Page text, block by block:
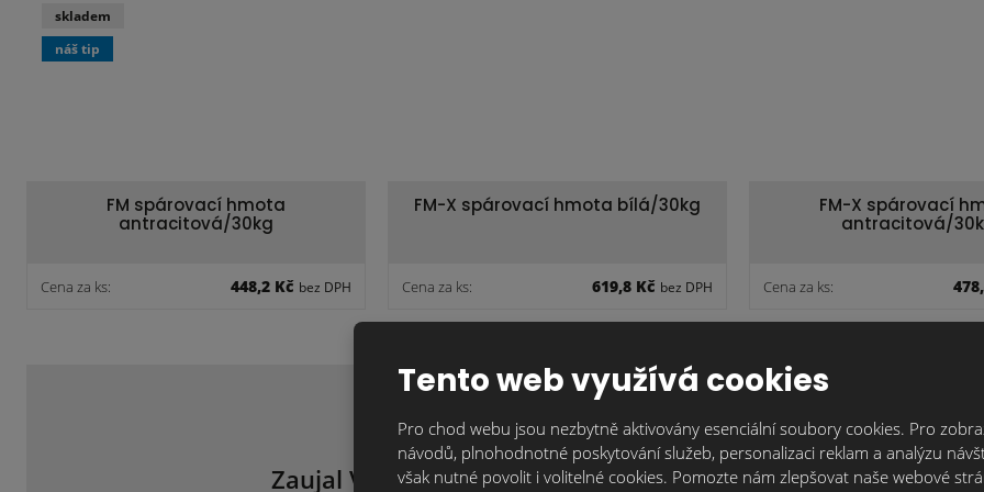
FM spárovací hmota
antracitová/30kg
Cena za ks: 448,2 Kč bez DPH
skladem
náš tip
FM-X spárovací hmota bílá/30kg
Cena za ks: 619,8 Kč bez DPH
FM-X spárovací
antracitová/
Cena za ks:
Zaujal Vás tento materiál nebo máte nějaké dotazy?
Tento web využívá cookies
Pro chod webu jsou nezbytně aktivovány esenciální soubory cookies. Pro
návodů, plnohodnotné poskytování služeb, personalizaci reklam a analýzu
však nutné povolit i volitelné cookies. Pomozte nám zlepšovat naše webové